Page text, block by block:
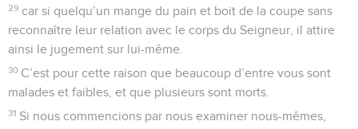
29 car si quelqu’un mange du pain et boit de la coupe sans
reconnaître leur relation avec le corps du Seigneur, il attire
ainsi le jugement sur lui-même.
30 C’est pour cette raison que beaucoup d’entre vous sont
malades et faibles, et que plusieurs sont morts.
31 Si nous commencions par nous examiner nous-mêmes,